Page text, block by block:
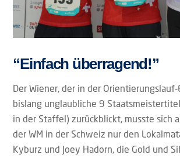
“Einfach überragend!”
Der Wiener, der in der
bislang unglaubliche 9
in der Staffel) zurückblickt, musste sich
der WM in der Schweiz nur den
Kyburz und Joey Hadorn, die Gold und